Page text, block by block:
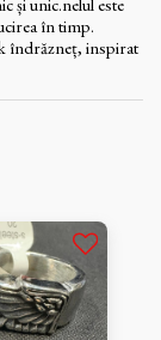
în timp.
îndrăzneț, inspirat